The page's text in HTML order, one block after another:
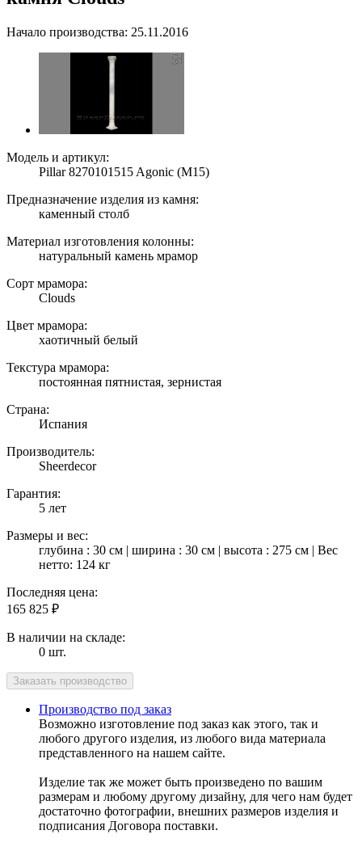
Начало производства: 25.11.2016
Модель и артикул:
Pillar 8270101515 Agonic (M15)
Предназначение изделия из камня:
каменный столб
Материал изготовления колонны:
натуральный камень мрамор
Сорт мрамора:
Clouds
Цвет мрамора:
хаотичный белый
Текстура мрамора:
постоянная пятнистая, зернистая
Страна:
Испания
Производитель:
Sheerdecor
Гарантия:
5 лет
Размеры и вес:
глубина : 30 см | ширина : 30 см | высота : 275 см | Вес
нетто: 124 кг
Последняя цена:
165 825 ₽
В наличии на складе:
0 шт.
Производство под заказ
Возможно изготовление под заказ как этого, так и
любого другого изделия, из любого вида материала
представленного на нашем сайте.
Изделие так же может быть произведено по вашим
размерам и любому другому дизайну, для чего нам будет
достаточно фотографии, внешних размеров изделия и
подписания Договора поставки.